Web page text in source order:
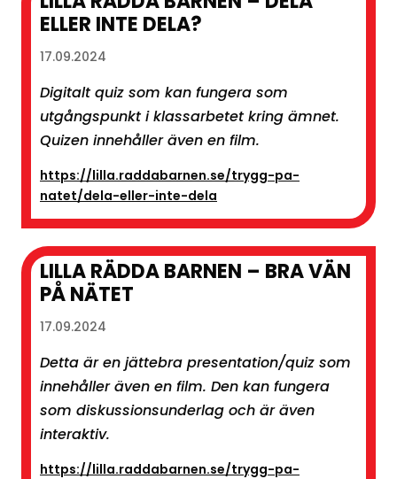
ELLER INTE DELA?
17.09.2024
Digitalt quiz som kan fungera som
utgångspunkt i klassarbetet kring ämnet.
Quizen innehåller även en film.
https://lilla.raddabarnen.se/trygg-pa-
natet/dela-eller-inte-dela
LILLA RÄDDA BARNEN – BRA VÄN
PÅ NÄTET
17.09.2024
Detta är en jättebra presentation/quiz som
innehåller även en film. Den kan fungera
som diskussionsunderlag och är även
interaktiv.
https://lilla.raddabarnen.se/trygg-pa-